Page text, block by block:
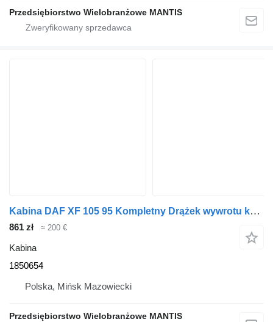
Przedsiębiorstwo Wielobranżowe MANTIS
Kabina DAF XF 105 95 Kompletny Drążek wywrotu kabiny 1850654 do ciągnika siodłowego
861 zł ≈ 200 €
Kabina
1850654
Polska, Mińsk Mazowiecki
Przedsiębiorstwo Wielobranżowe MANTIS